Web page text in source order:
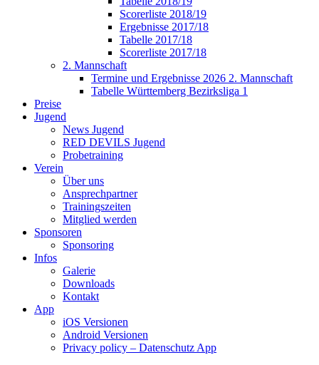
Scorerliste 2018/19
Ergebnisse 2017/18
Tabelle 2017/18
Scorerliste 2017/18
2. Mannschaft
Termine und Ergebnisse 2026 2. Mannschaft
Tabelle Württemberg Bezirksliga 1
Preise
Jugend
News Jugend
RED DEVILS Jugend
Probetraining
Verein
Über uns
Ansprechpartner
Trainingszeiten
Mitglied werden
Sponsoren
Sponsoring
Infos
Galerie
Downloads
Kontakt
App
iOS Versionen
Android Versionen
Privacy policy – Datenschutz App